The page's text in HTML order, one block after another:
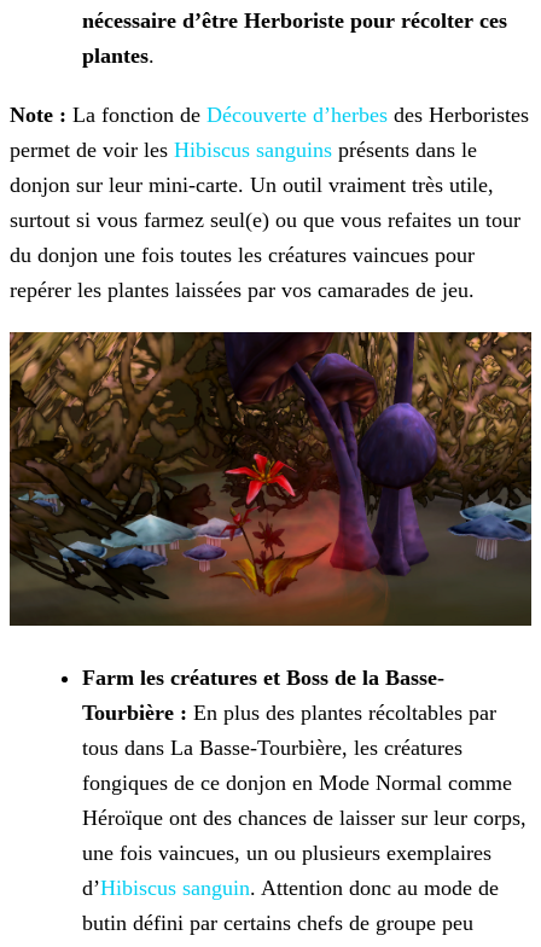
nécessaire d’être Herboriste pour récolter ces
plantes.
Note : La fonction de Découverte d’herbes des Herboristes
permet de voir les Hibiscus sanguins présents dans le
donjon sur leur mini-carte. Un outil vraiment très utile,
surtout si vous farmez seul(e) ou que vous refaites un tour
du donjon une fois toutes les créatures vaincues pour
repérer les plantes laissées par vos camarades de jeu.
Farm les créatures et Boss de la Basse-
Tourbière : En plus des plantes récoltables par
tous dans La Basse-Tourbière, les créatures
fongiques de ce donjon en Mode Normal comme
Héroïque ont des chances de laisser sur leur corps,
une fois vaincues, un ou plusieurs exemplaires
d’Hibiscus sanguin. Attention donc au mode de
butin défini par certains chefs de groupe peu